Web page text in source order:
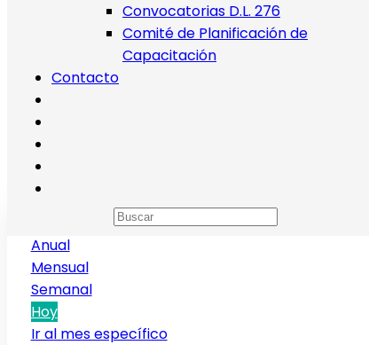
Convocatorias D.L. 276
Comité de Planificación de
Capacitación
Contacto
Calendario de eventos
Anual
Mensual
Semanal
Hoy
Ir al mes específico